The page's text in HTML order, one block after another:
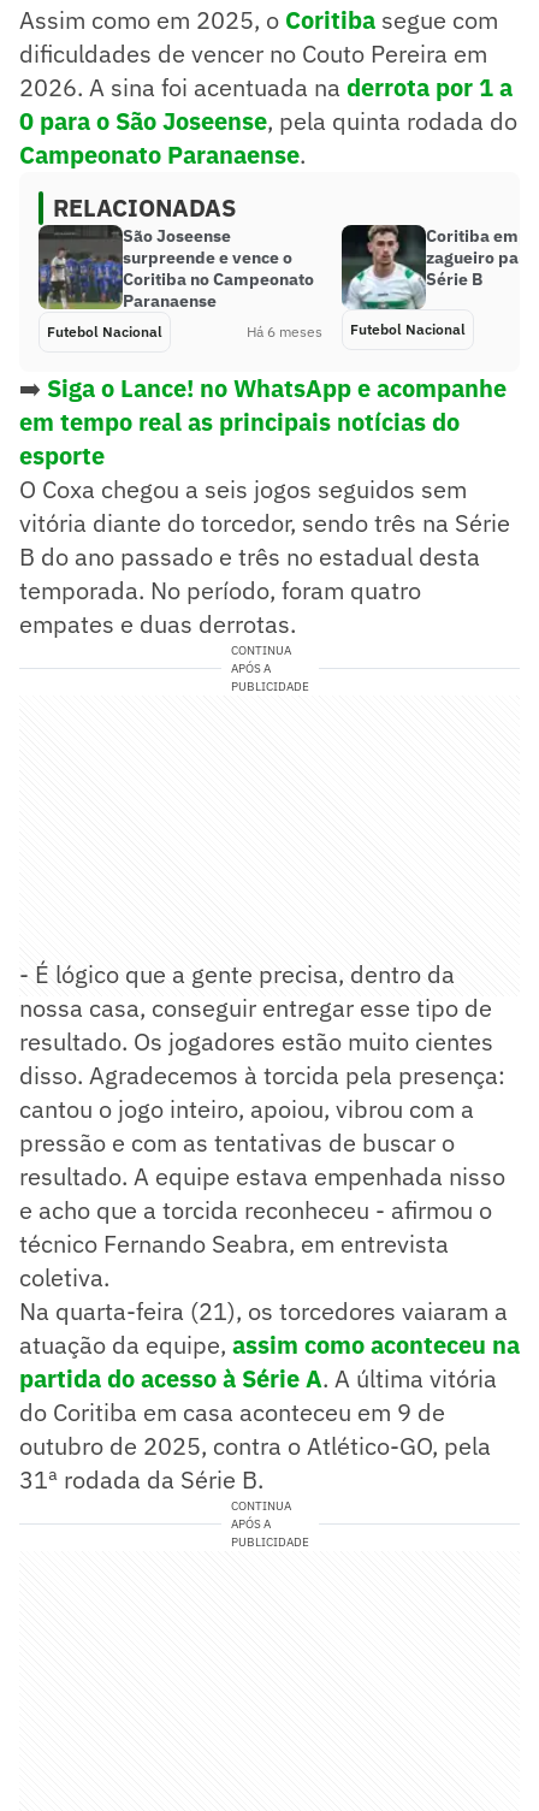
Assim como em 2025, o Coritiba segue com
dificuldades de vencer no Couto Pereira em
2026. A sina foi acentuada na derrota por 1 a
0 para o São Joseense, pela quinta rodada do
Campeonato Paranaense.
RELACIONADAS
São Joseense
surpreende e vence o
Coritiba no Campeonato
Paranaense
Futebol Nacional Há 6 meses
Coritiba
zagueiro
Série B
Futebol Nacional
➡️ Siga o Lance! no WhatsApp e acompanhe
em tempo real as principais notícias do
esporte
O Coxa chegou a seis jogos seguidos sem
vitória diante do torcedor, sendo três na Série
B do ano passado e três no estadual desta
temporada. No período, foram quatro
empates e duas derrotas.
CONTINUA
APÓS A
PUBLICIDADE
- É lógico que a gente precisa, dentro da
nossa casa, conseguir entregar esse tipo de
resultado. Os jogadores estão muito cientes
disso. Agradecemos à torcida pela presença:
cantou o jogo inteiro, apoiou, vibrou com a
pressão e com as tentativas de buscar o
resultado. A equipe estava empenhada nisso
e acho que a torcida reconheceu - afirmou o
técnico Fernando Seabra, em entrevista
coletiva.
Na quarta-feira (21), os torcedores vaiaram a
atuação da equipe, assim como aconteceu na
partida do acesso à SérieA. A última vitória
do Coritiba em casa aconteceu em 9 de
outubro de 2025, contra o Atlético-GO, pela
31ª rodada da Série B.
CONTINUA
APÓS A
PUBLICIDADE